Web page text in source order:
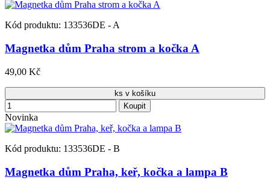
Kód produktu: 133536DE - A
Magnetka dům Praha strom a kočka A
49,00 Kč
ks v košíku
Koupit
Novinka
Kód produktu: 133536DE - B
Magnetka dům Praha, keř, kočka a lampa B